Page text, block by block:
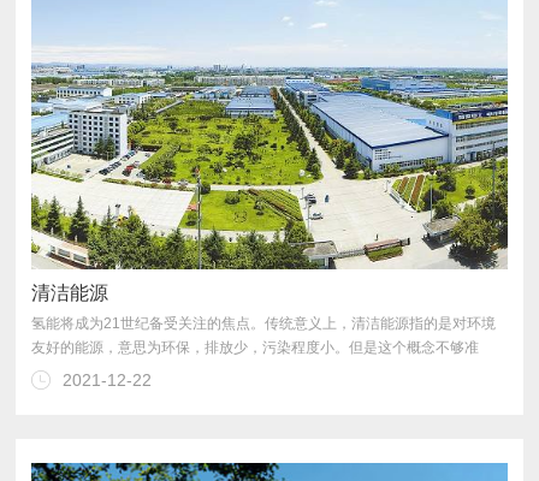
清洁能源
也强调 经济性；第三清洁能源的清洁性指的是符合一定的排放标准。
2021-12-22